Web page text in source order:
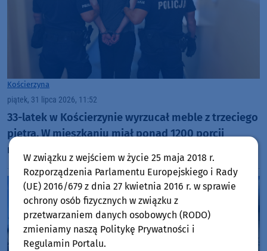
Kościerzyna
piątek, 31 lipca 2026, 11:52
33-latek w Kościerzynie wyrzucał meble z trzeciego
piętra. W mieszkaniu miał ponad 1200 porcji
narkotyków
W związku z wejściem w życie 25 maja 2018 r.
Rozporządzenia Parlamentu Europejskiego i Rady
(UE) 2016/679 z dnia 27 kwietnia 2016 r. w sprawie
ochrony osób fizycznych w związku z
przetwarzaniem danych osobowych (RODO)
zmieniamy naszą Politykę Prywatności i
Regulamin Portalu.